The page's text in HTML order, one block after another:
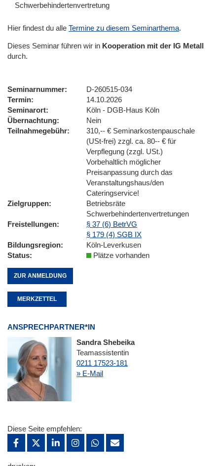
Schwerbehindertenvertretung
Hier findest du alle Termine zu diesem Seminarthema.
Dieses Seminar führen wir in Kooperation mit der IG Metall
durch.
Seminarnummer
D-260515-034
Termin
14.10.2026
Seminarort
Köln - DGB-Haus Köln
Übernachtung
Nein
Teilnahmegebühr
310,-- € Seminarkostenpauschale
(USt-frei) zzgl. ca. 80-- € für
Verpflegung (zzgl. USt.)
Vorbehaltlich möglicher
Preisanpassung durch das
Veranstaltungshaus/den
Cateringservice!
Zielgruppen
Betriebsräte
Schwerbehindertenvertretungen
Freistellungen
§ 37 (6) BetrVG
§ 179 (4) SGB IX
Bildungsregion
Köln-Leverkusen
Status
Plätze vorhanden
ZUR ANMELDUNG
MERKZETTEL
ANSPRECHPARTNER*IN
Sandra Shebeika
Teamassistentin
0211 17523-181
» E-Mail
Diese Seite empfehlen: